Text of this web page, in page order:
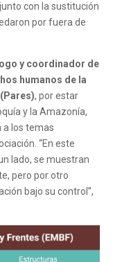
con la sustitución
por fuera de
y coordinador de
humanos de la
, por estar
y la Amazonía,
a los temas
“En este
lado, se muestran
pero por otro
bajo su control”,